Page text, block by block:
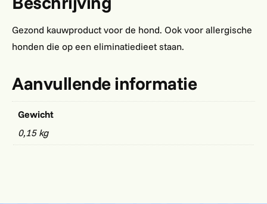
Gezond kauwproduct voor de hond. Ook voor allergische
honden die op een eliminatiedieet staan.
Aanvullende informatie
Gewicht
0,15 kg